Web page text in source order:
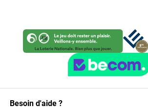
Besoin d'aide ?